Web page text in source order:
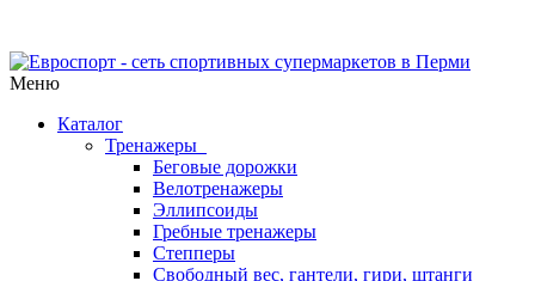
Меню
Каталог
Тренажеры
Беговые дорожки
Велотренажеры
Эллипсоиды
Гребные тренажеры
Степперы
Свободный вес, гантели, гири, штанги